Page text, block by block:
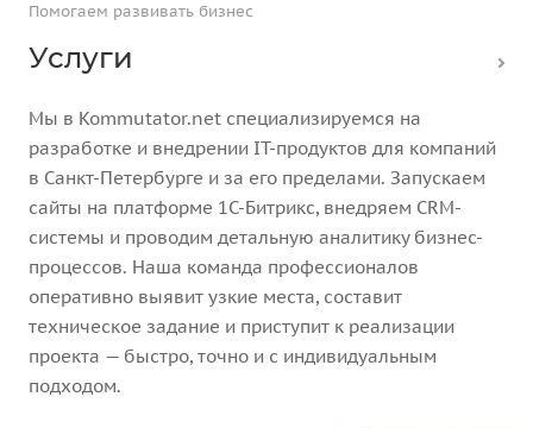
Помогаем развивать бизнес
Услуги
Мы в Kommutator.net специализируемся на
разработке и внедрении IT-продуктов для компаний
в Санкт-Петербурге и за его пределами. Запускаем
сайты на платформе 1С-Битрикс, внедряем CRM-
системы и проводим детальную аналитику бизнес-
процессов. Наша команда профессионалов
оперативно выявит узкие места, составит
техническое задание и приступит к реализации
проекта — быстро, точно и с индивидуальным
подходом.